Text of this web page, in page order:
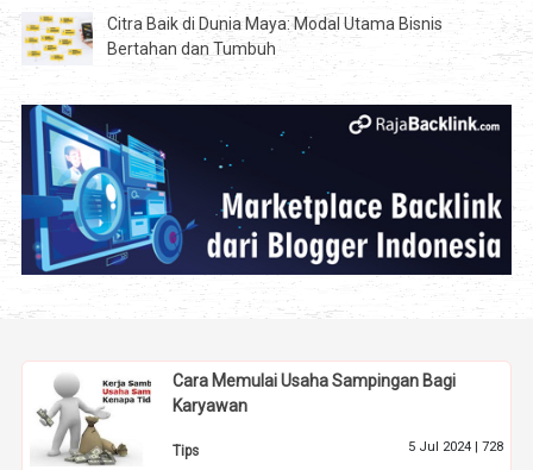
Citra Baik di Dunia Maya: Modal Utama Bisnis
Bertahan dan Tumbuh
Cara Memulai Usaha Sampingan Bagi
Karyawan
Tips 5 Jul 2024 | 728